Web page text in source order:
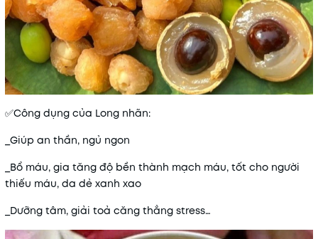
✅Công dụng của Long nhãn:
_Giúp an thần, ngủ ngon
_Bổ máu, gia tăng độ bền thành mạch máu, tốt cho người
thiếu máu, da dẻ xanh xao
_Dưỡng tâm, giải toả căng thẳng stress…